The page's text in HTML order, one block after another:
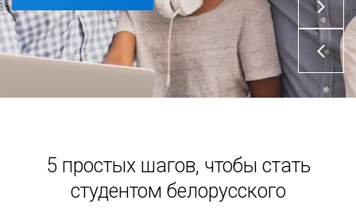
5 простых шагов, чтобы стать
студентом белорусского